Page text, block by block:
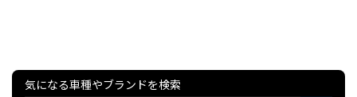
気になる車種やブランドを検索